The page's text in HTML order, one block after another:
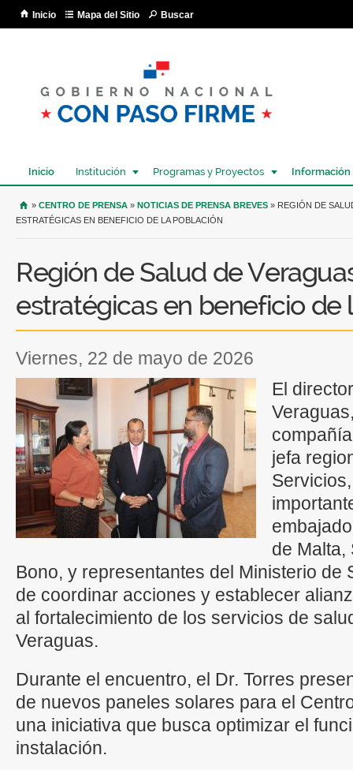
Inicio Mapa del Sitio Buscar
Inicio Institución Programas y Proyectos Información
USTED SE ENCUENTRA AQUÍ
» CENTRO DE PRENSA » NOTICIAS DE PRENSA BREVES » REGIÓN DE
ESTRATÉGICAS EN BENEFICIO DE LA POBLACIÓN
Región de Salud de
estratégicas en beneficio de
viernes, 22 de mayo de 2026
El
jefa
de Malta,
Bono, y representantes del Ministerio de
de coordinar acciones y establecer
al fortalecimiento de los servicios de
Veraguas.
Durante el encuentro, el Dr. Torres
de nuevos paneles solares para el
una iniciativa que busca optimizar el
instalación.